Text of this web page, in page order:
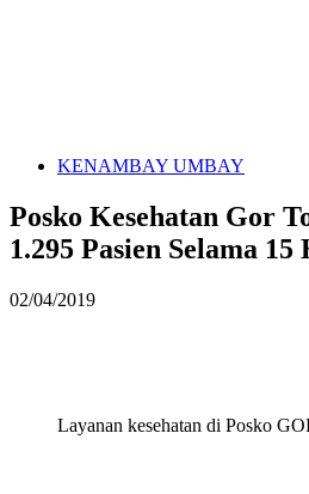
KENAMBAY UMBAY
Posko Kesehatan Gor
1.295 Pasien Selama 15
02/04/2019
Layanan kesehatan di Posko